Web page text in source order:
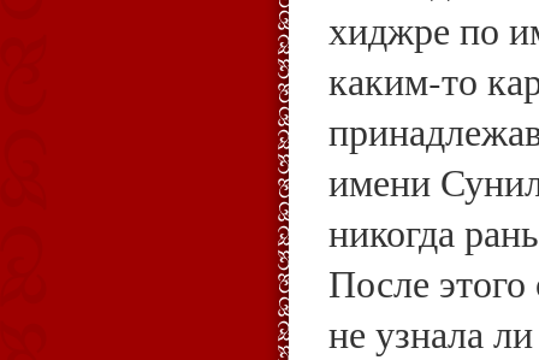
хиджре по
каким‑то
имени
никогда
После
не узнала